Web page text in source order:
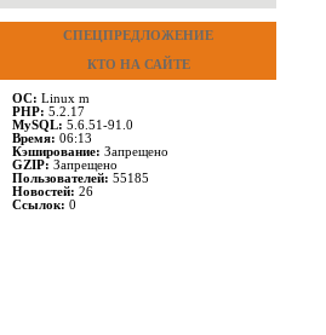
СПЕЦПРЕДЛОЖЕНИЕ
КТО НА САЙТЕ
ОС: Linux m
PHP: 5.2.17
MySQL: 5.6.51-91.0
Время: 06:13
Кэширование: Запрещено
GZIP: Запрещено
Пользователей: 55185
Новостей: 26
Ссылок: 0